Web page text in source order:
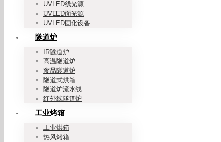
UVLED线光源
UVLED面光源
UVLED固化设备
隧道炉
IR隧道炉
高温隧道炉
食品隧道炉
隧道式烘箱
隧道炉流水线
红外线隧道炉
工业烤箱
工业烘箱
热风烤箱